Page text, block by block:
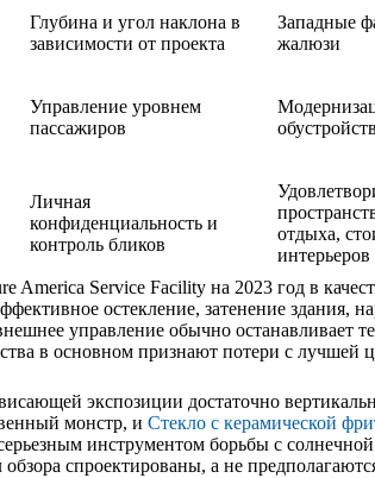
Глубина и угол наклона в
зависимости от проекта
Западные
жалюзи
Управление уровнем
пассажиров
Личная
конфиденциальность и
контроль бликов
отдыха,
интерьеров
America Service Facility на 2023 год в
остекление, затенение здания,
управление обычно останавливает
в основном признают потери с лучшей
экспозиции достаточно
монстр, и Стекло с керамической
инструментом борьбы с
спроектированы, а не